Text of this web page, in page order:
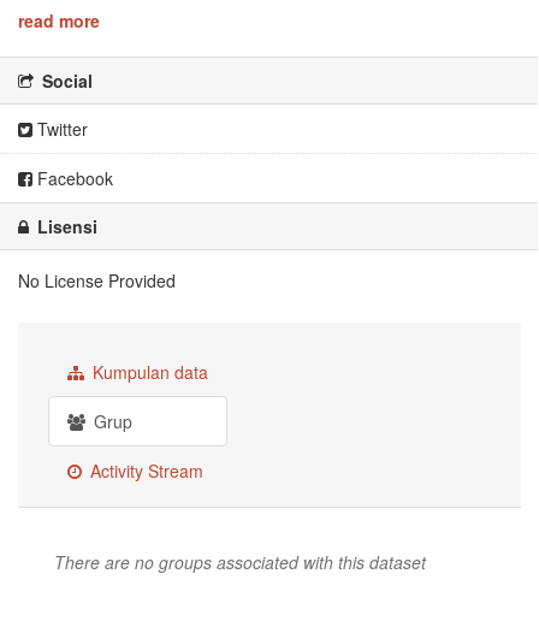
read more
Social
Twitter
Facebook
Lisensi
No License Provided
Kumpulan data
Grup
Activity Stream
There are no groups associated with this dataset